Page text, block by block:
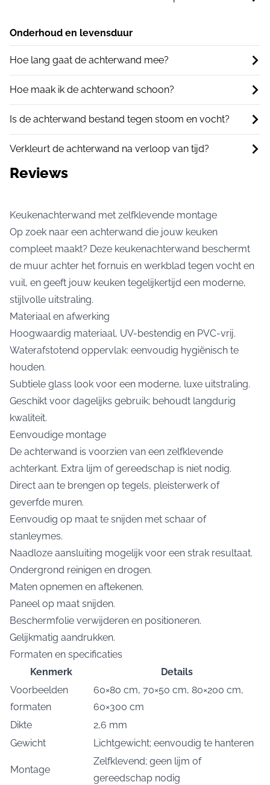
Onderhoud en levensduur
Hoe lang gaat de achterwand mee?
Hoe maak ik de achterwand schoon?
Is de achterwand bestand tegen stoom en vocht?
Verkleurt de achterwand na verloop van tijd?
Reviews
Keukenachterwand met zelfklevende montage
Op zoek naar een achterwand die jouw keuken
compleet maakt? Deze keukenachterwand beschermt
de muur achter het fornuis en werkblad tegen vocht en
vuil, en geeft jouw keuken tegelijkertijd een moderne,
stijlvolle uitstraling.
Materiaal en afwerking
Hoogwaardig materiaal, UV-bestendig en PVC-vrij.
Waterafstotend oppervlak: eenvoudig hygiënisch te
houden.
Subtiele glass look voor een moderne, luxe uitstraling.
Geschikt voor dagelijks gebruik; behoudt langdurig
kwaliteit.
Eenvoudige montage
De achterwand is voorzien van een zelfklevende
achterkant. Extra lijm of gereedschap is niet nodig.
Direct aan te brengen op tegels, pleisterwerk of
geverfde muren.
Eenvoudig op maat te snijden met schaar of
stanleymes.
Naadloze aansluiting mogelijk voor een strak resultaat.
Ondergrond reinigen en drogen.
Maten opnemen en aftekenen.
Paneel op maat snijden.
Beschermfolie verwijderen en positioneren.
Gelijkmatig aandrukken.
Formaten en specificaties
Kenmerk
Details
Voorbeelden
formaten
60×80 cm, 70×50 cm, 80×200 cm,
60×300 cm
Dikte
2,6 mm
Gewicht
Lichtgewicht; eenvoudig te hanteren
Montage
Zelfklevend; geen lijm of
gereedschap nodig